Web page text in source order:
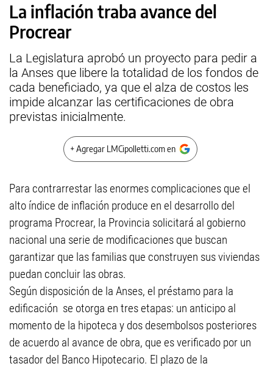
La inflación traba avance del
Procrear
La Legislatura aprobó un proyecto para pedir a
la Anses que libere la totalidad de los fondos de
cada beneficiado, ya que el alza de costos les
impide alcanzar las certificaciones de obra
previstas inicialmente.
+ Agregar LMCipolletti.com en
Para contrarrestar las enormes complicaciones que el
alto índice de inflación produce en el desarrollo del
programa Procrear, la Provincia solicitará al gobierno
nacional una serie de modificaciones que buscan
garantizar que las familias que construyen sus viviendas
puedan concluir las obras.
Según disposición de la Anses, el préstamo para la
edificación se otorga en tres etapas: un anticipo al
momento de la hipoteca y dos desembolsos posteriores
de acuerdo al avance de obra, que es verificado por un
tasador del Banco Hipotecario. El plazo de la